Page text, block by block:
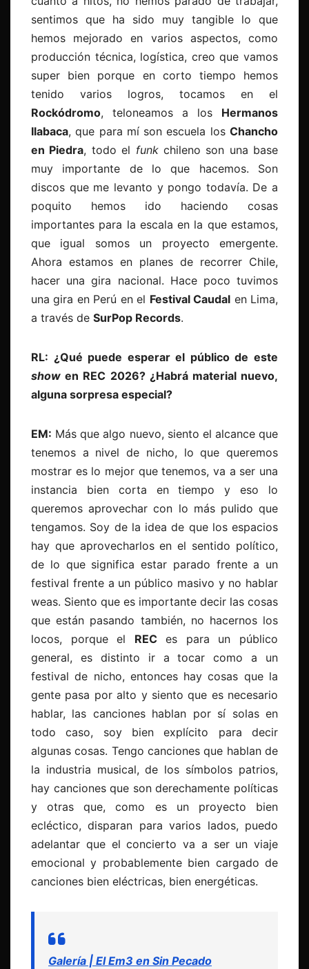
sentimos que ha sido muy tangible lo que
hemos mejorado en varios aspectos, como
producción técnica, logística, creo que vamos
super bien porque en corto tiempo hemos
tenido varios logros, tocamos en el
Rockódromo, teloneamos a los Hermanos
Ilabaca, que para mí son escuela los Chancho
en Piedra, todo el funkchileno son una base
muy importante de lo que hacemos. Son
discos que me levanto y pongo todavía. De a
poquito hemos ido haciendo cosas
importantes para la escala en la que estamos,
que igual somos un proyecto emergente.
Ahora estamos en planes de recorrer Chile,
hacer una gira nacional. Hace poco tuvimos
una gira en Perú en el Festival Caudal en Lima,
a través de SurPop Records.
RL: ¿Qué puede esperar el público de este
show en REC 2026? ¿Habrá material nuevo,
alguna sorpresa especial?
EM: Más que algo nuevo, siento el alcance que
tenemos a nivel de nicho, lo que queremos
mostrar es lo mejor que tenemos, va a ser una
instancia bien corta en tiempo y eso lo
queremos aprovechar con lo más pulido que
tengamos. Soy de la idea de que los espacios
hay que aprovecharlos en el sentido político,
de lo que significa estar parado frente a un
festival frente a un público masivo y no hablar
weas. Siento que es importante decir las cosas
que están pasando también, no hacernos los
locos, porque el RECes para un público
general, es distinto ir a tocar como a un
festival de nicho, entonces hay cosas que la
gente pasa por alto y siento que es necesario
hablar, las canciones hablan por sí solas en
todo caso, soy bien explícito para decir
algunas cosas. Tengo canciones que hablan de
la industria musical, de los símbolos patrios,
hay canciones que son derechamente políticas
y otras que, como es un proyecto bien
ecléctico, disparan para varios lados, puedo
adelantar que el concierto va a ser un viaje
emocional y probablemente bien cargado de
canciones bien eléctricas, bien energéticas.
Galería | El Em3 en Sin Pecado